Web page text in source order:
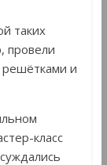
таких
провели
и
класс